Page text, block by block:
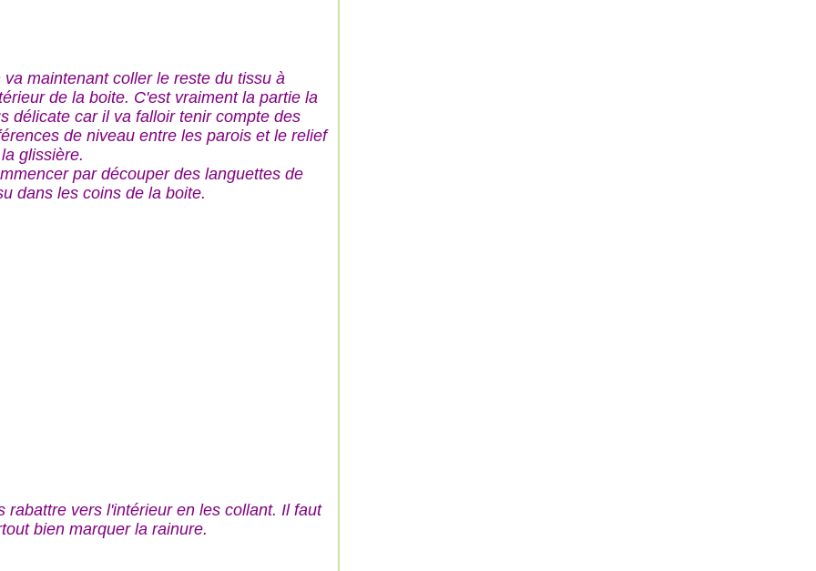
va maintenant coller le reste du tissu à
de la boite. C'est vraiment la partie la
délicate car il va falloir tenir compte des
de niveau entre les parois et le relief
glissière.
par découper des languettes de
dans les coins de la boite.
rabattre vers l'intérieur en les collant. Il faut
bien marquer la rainure.